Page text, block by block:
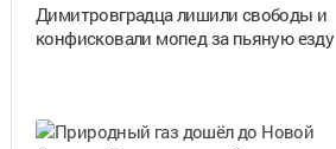
Димитровградца лишили свободы и
конфисковали мопед за пьяную езду